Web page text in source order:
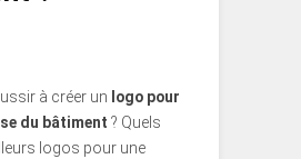
à créer un logo pour
du bâtiment ? Quels
logos pour une